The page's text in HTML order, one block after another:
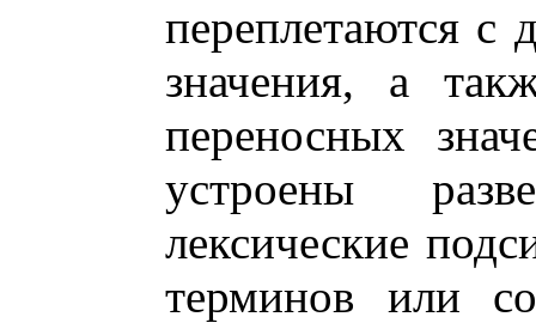
переплетаются с
значения, а
переносных
устроены
лексические
терминов или